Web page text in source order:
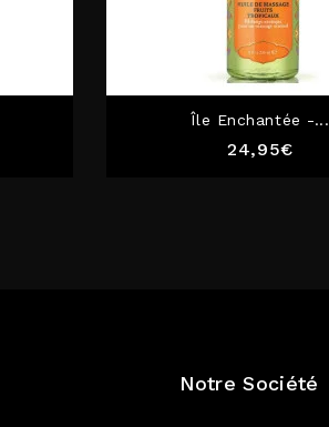
Île Enchantée -...
24,95€Prix
Notre Société